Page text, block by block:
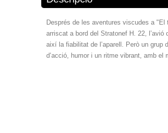
Després de les aventures viscudes a
arriscat a bord del Stratonef H. 22,
així la fiabilitat de l’aparell. Però un
d’acció, humor i un ritme vibrant, amb el